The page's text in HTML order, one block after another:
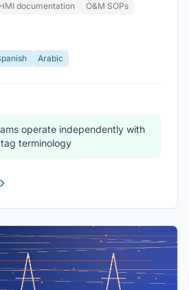
HMI documentation O&M SOPs
Arabic
operate independently with
terminology